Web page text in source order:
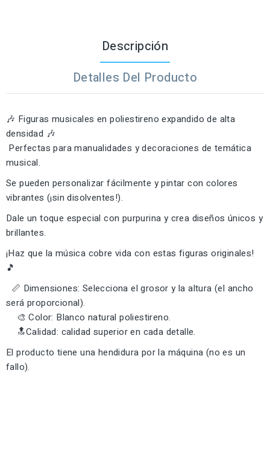
Descripción
Detalles Del Producto
🎶 Figuras musicales en poliestireno expandido de alta
densidad 🎶
Perfectas para manualidades y decoraciones de temática
musical.
Se pueden personalizar fácilmente y pintar con colores
vibrantes (¡sin disolventes!).
Dale un toque especial con purpurina y crea diseños únicos y
brillantes.
¡Haz que la música cobre vida con estas figuras originales!
🎵
📏 Dimensiones: Selecciona el grosor y la altura (el ancho
será proporcional).
🎨 Color: Blanco natural poliestireno.
🔝Calidad: calidad superior en cada detalle.
El producto tiene una hendidura por la máquina (no es un
fallo).